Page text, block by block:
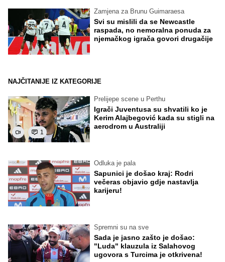
Zamjena za Brunu Guimaraesa
Svi su mislili da se Newcastle
raspada, no nemoralna ponuda za
njemačkog igrača govori drugačije
NAJČITANIJE IZ KATEGORIJE
1
Prelijepe scene u Perthu
Igrači Juventusa su shvatili ko je
Kerim Alajbegović kada su stigli na
aerodrom u Australiji
Odluka je pala
Sapunici je došao kraj: Rodri
večeras objavio gdje nastavlja
karijeru!
Spremni su na sve
Sada je jasno zašto je došao:
"Luda" klauzula iz Salahovog
ugovora s Turcima je otkrivena!